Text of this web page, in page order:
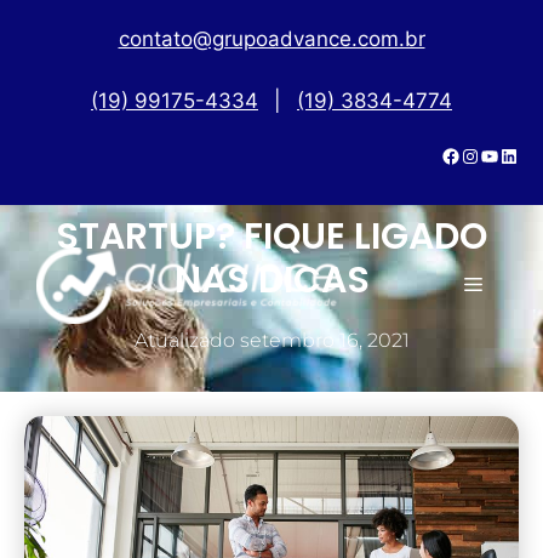
contato@grupoadvance.com.br
(19) 99175-4334 (19) 3834-4774
ESTÁ INICIANDO UMA
STARTUP? FIQUE LIGADO
NAS DICAS
Atualizado setembro 16, 2021